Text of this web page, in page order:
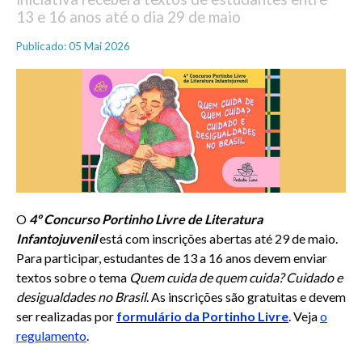
13 e 16 anos até o dia 29 de maio
Publicado: 05 Mai 2026
O 4º Concurso Portinho Livre de Literatura
Infantojuvenilestá com inscrições abertas até 29 de maio.
Para participar, estudantes de 13 a 16 anos devem enviar
textos sobre o tema Quem cuida de quem cuida? Cuidado e
desigualdades no Brasil. As inscrições são gratuitas e devem
ser realizadas por formulário da Portinho Livre . Vejao
regulamento